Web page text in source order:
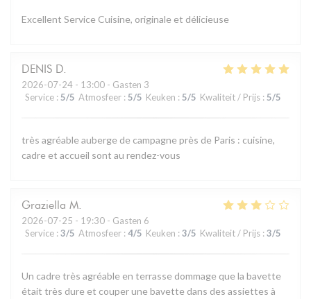
Excellent Service Cuisine, originale et délicieuse
DENIS D
2026-07-24 - 13:00 - Gasten 3
Service : 5/5 Atmosfeer : 5/5 Keuken : 5/5 Kwaliteit / Prijs : 5/5
très agréable auberge de campagne près de Paris : cuisine,
cadre et accueil sont au rendez-vous
Graziella M
2026-07-25 - 19:30 - Gasten 6
Service : 3/5 Atmosfeer : 4/5 Keuken : 3/5 Kwaliteit / Prijs : 3/5
Un cadre très agréable en terrasse dommage que la bavette
était très dure et couper une bavette dans des assiettes à